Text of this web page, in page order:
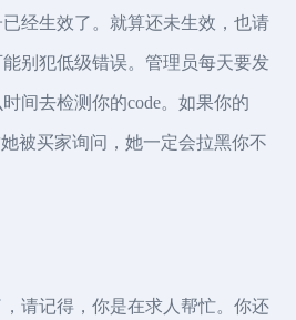
经生效了。就算还未生效，也请
别犯低级错误。管理员每天要发
间去检测你的code。如果你的
被买家询问，她一定会拉黑你不
请记得，你是在求人帮忙。你还